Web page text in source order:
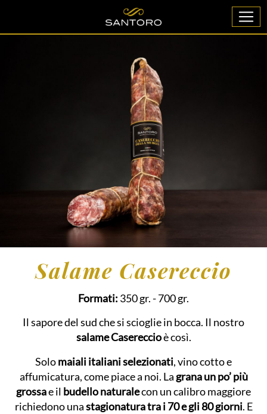
Salame Casereccio
Formati: 350 gr.- 700 gr.
Il sapore del sud che si scioglie in bocca. Il nostro
salame Casereccioè così.
Solomaiali italiani selezionati, vino cotto e
affumicatura, come piace a noi. La grana un po’ più
grossae il budello naturalecon un calibro maggiore
richiedono unastagionatura tra i 70 e gli 80 giorni. E